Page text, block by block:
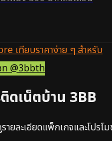
เทียบราคาง่าย ๆ สำหรับ
@3bbth
ดเน็ตบ้าน 3BB
ายละเอียดแพ็กเกจและโปรโ